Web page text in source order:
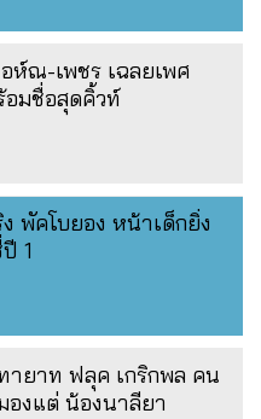
ห์ณ-เพชร เฉลยเพศ
มชื่อสุดคิ้วท์
พัคโบยอง หน้าเด็กยิ่ง
1
ายาท ฟลุค เกริกพล คน
องแต่ น้องนาลียา